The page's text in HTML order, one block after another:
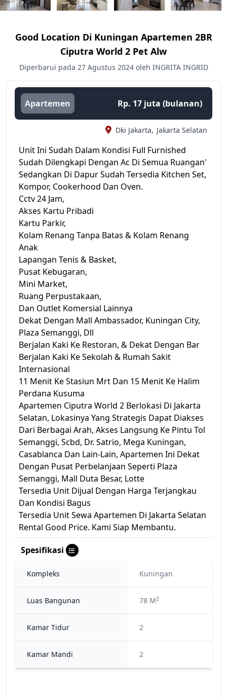
Good Location Di Kuningan Apartemen 2BR
Ciputra World 2 Pet Alw
Diperbarui pada 27 Agustus 2024 oleh INGRITA INGRID
Apartemen Rp. 17 juta (bulanan)
Dki Jakarta, Jakarta Selatan
Unit Ini Sudah Dalam Kondisi Full Furnished
Sudah Dilengkapi Dengan Ac Di Semua Ruangan'
Sedangkan Di Dapur Sudah Tersedia Kitchen Set,
Kompor, Cookerhood Dan Oven.
Cctv 24 Jam,
Akses Kartu Pribadi
Kartu Parkir,
Kolam Renang Tanpa Batas & Kolam Renang
Anak
Lapangan Tenis & Basket,
Pusat Kebugaran,
Mini Market,
Ruang Perpustakaan,
Dan Outlet Komersial Lainnya
Dekat Dengan Mall Ambassador, Kuningan City,
Plaza Semanggi, Dll
Berjalan Kaki Ke Restoran, & Dekat Dengan Bar
Berjalan Kaki Ke Sekolah & Rumah Sakit
Internasional
11 Menit Ke Stasiun Mrt Dan 15 Menit Ke Halim
Perdana Kusuma
Apartemen Ciputra World 2 Berlokasi Di Jakarta
Selatan, Lokasinya Yang Strategis Dapat Diakses
Dari Berbagai Arah, Akses Langsung Ke Pintu Tol
Semanggi, Scbd, Dr. Satrio, Mega Kuningan,
Casablanca Dan Lain-Lain, Apartemen Ini Dekat
Dengan Pusat Perbelanjaan Seperti Plaza
Semanggi, Mall Duta Besar, Lotte
Tersedia Unit Dijual Dengan Harga Terjangkau
Dan Kondisi Bagus
Tersedia Unit Sewa Apartemen Di Jakarta Selatan
Rental Good Price. Kami Siap Membantu.
Spesifikasi
Kompleks Kuningan
Luas Bangunan 78 M2
Kamar Tidur 2
Kamar Mandi 2